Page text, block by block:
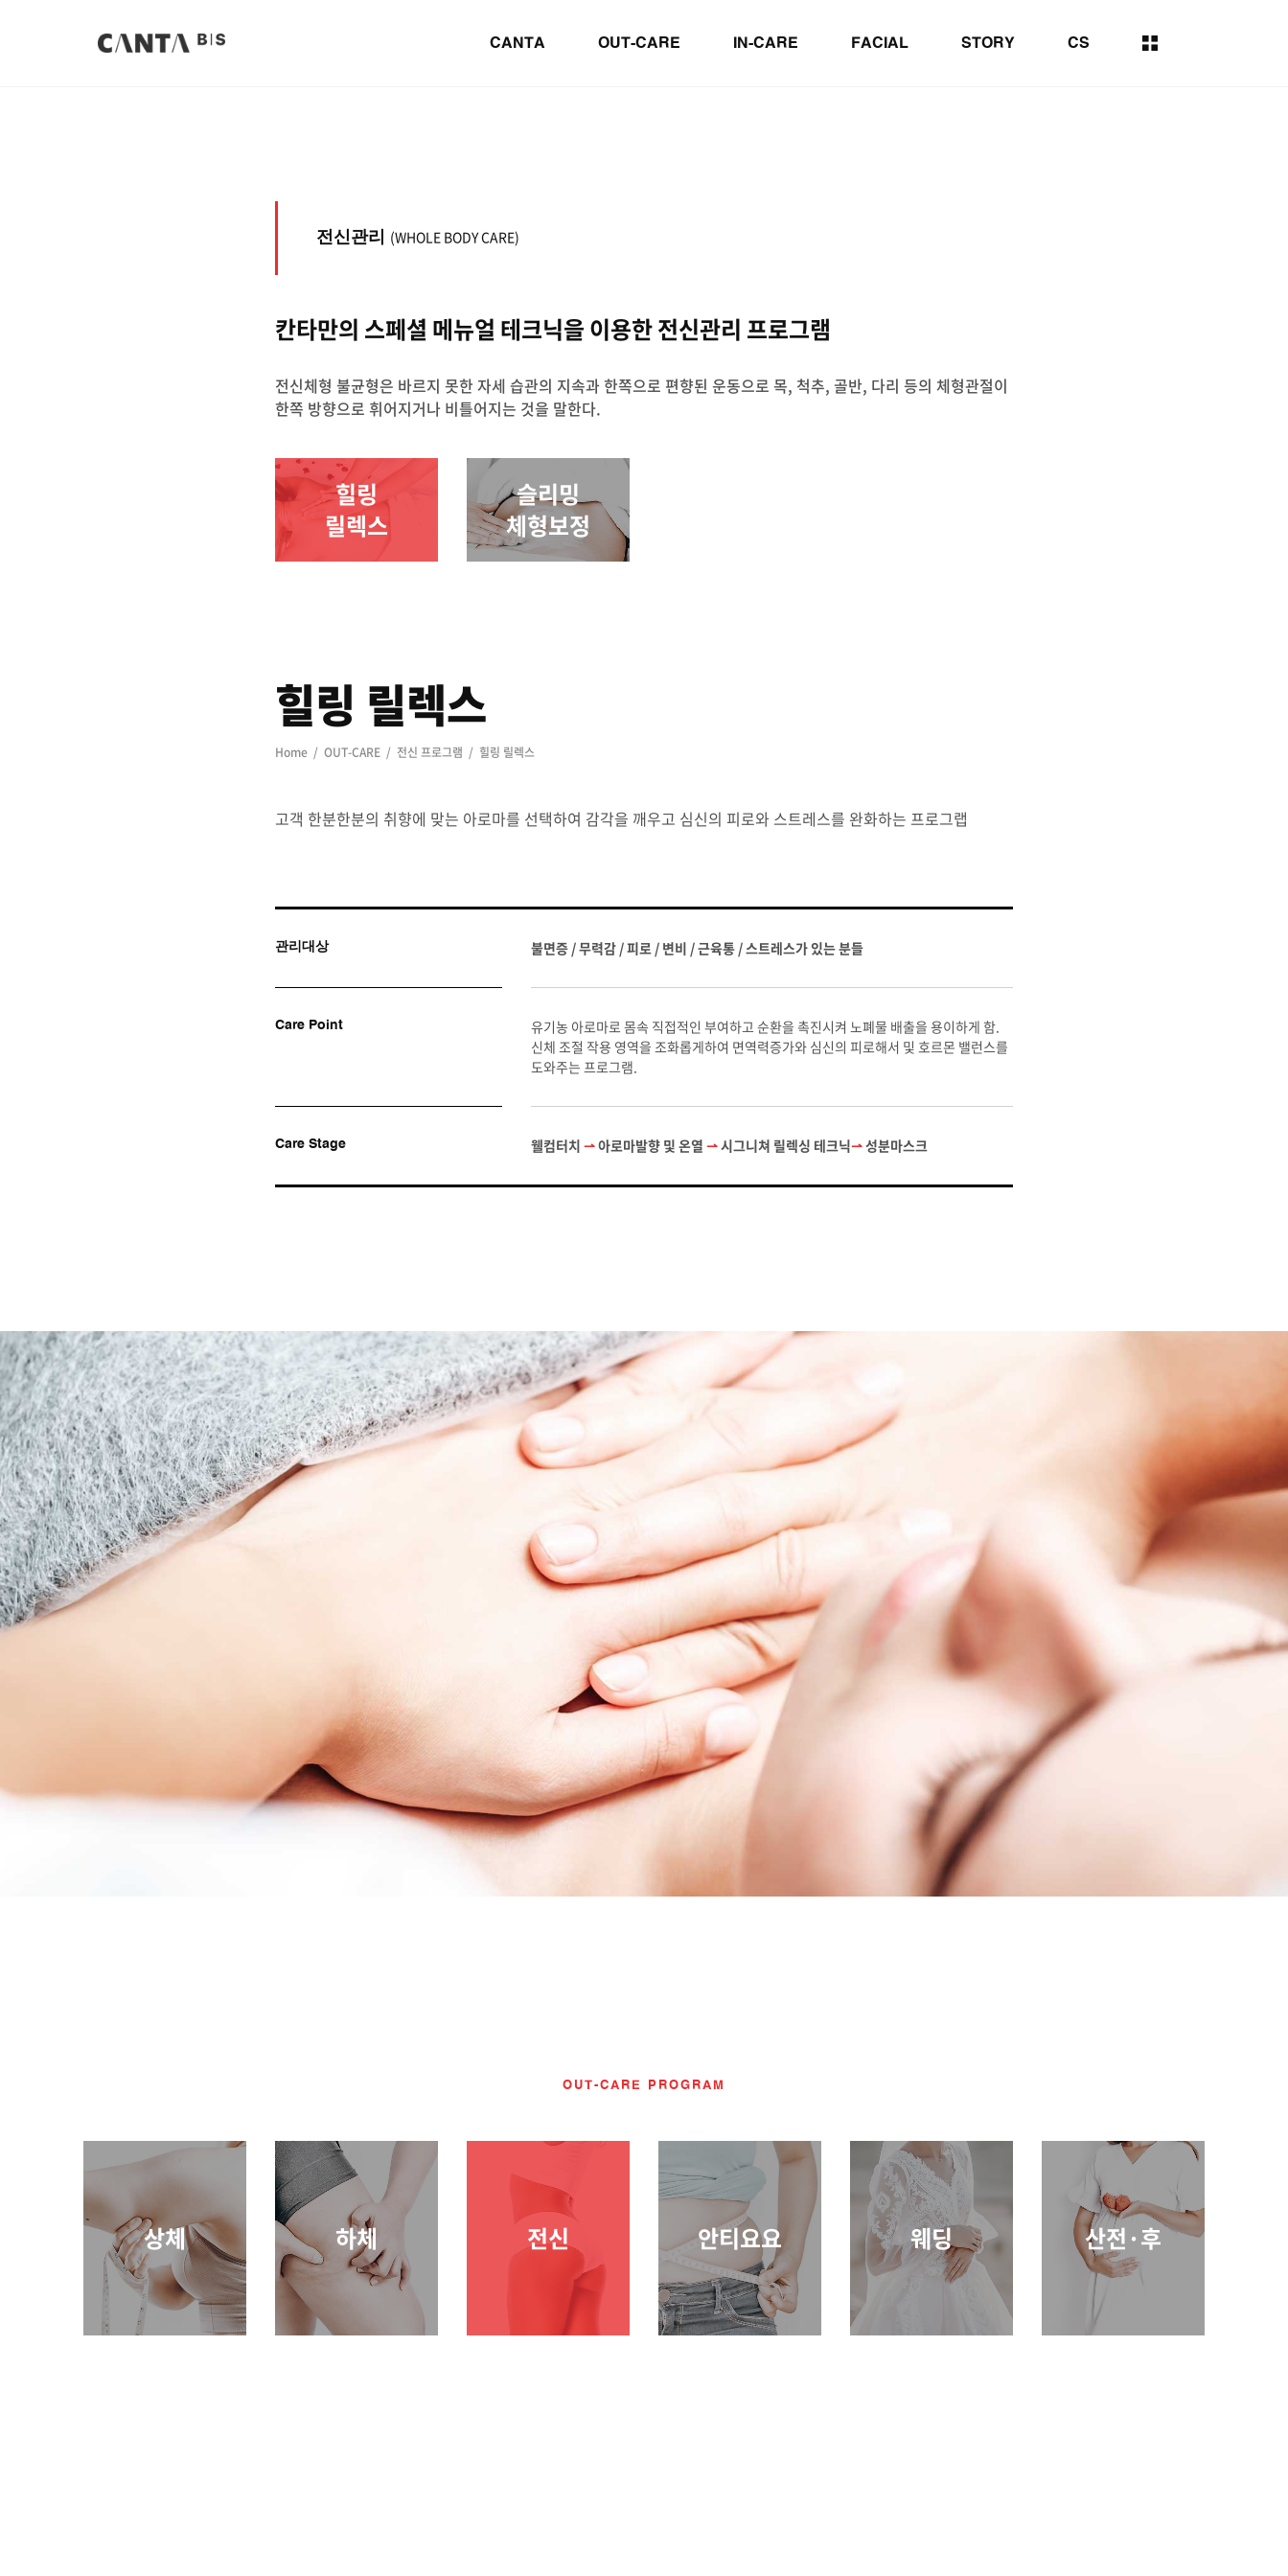
CANTA OUT-CARE IN-CARE FACIAL STORY CS
전신관리 (WHOLE BODY CARE)
칸타만의 스페셜 메뉴얼 테크닉을 이용한 전신관리 프로그램
전신체형 불균형은 바르지 못한 자세 습관의 지속과 한쪽으로 편향된 운동으로 목, 척추, 골반, 다리 등의 체형관절이
한쪽 방향으로 휘어지거나 비틀어지는 것을 말한다.
힐링
릴렉스
슬리밍
체형보정
힐링 릴렉스
Home OUT-CARE 전신 프로그램 힐링 릴렉스
고객 한분한분의 취향에 맞는 아로마를 선택하여 감각을 깨우고 심신의 피로와 스트레스를 완화하는 프로그랩
관리대상 불면증 / 무력감 / 피로 / 변비 / 근육통 / 스트레스가 있는 분들
Care Point
유기농 아로마로 몸속 직접적인 부여하고 순환을 촉진시켜 노폐물 배출을 용이하게 함.
신체 조절 작용 영역을 조화롭게하여 면역력증가와 심신의 피로해서 및 호르몬 밸런스를
도와주는 프로그램.
Care Stage 웰컴터치 ⇀아로마발향 및 온열 ⇀시그니쳐 릴렉싱 테크닉⇀성분마스크
OUT-CARE PROGRAM
상체 하체 전신 안티요요 웨딩 산전·후